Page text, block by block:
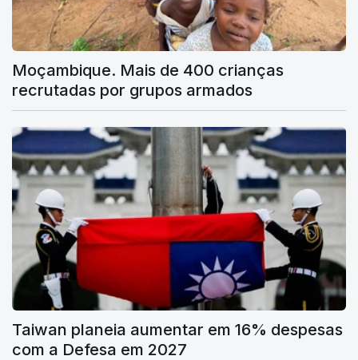
Moçambique. Mais de 400 crianças
recrutadas por grupos armados
Taiwan planeia aumentar em 16% despesas
com a Defesa em 2027